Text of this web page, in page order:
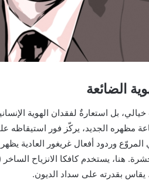
الضائعة
بل استعارةٌ لفقدان الهوية
مظهره الجديد، يركّز فور استيقاظه
وردود أفعال غريغور العادية
يقاس بقدرته على سداد الديون.